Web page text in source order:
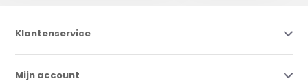
Klantenservice
Mijn account